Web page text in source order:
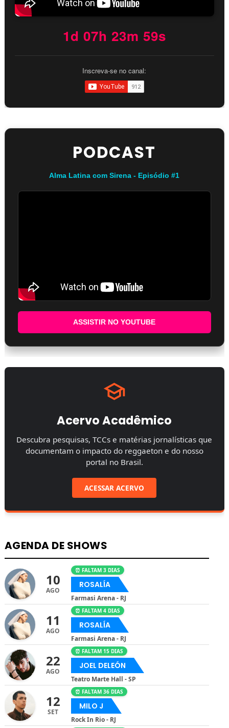
1d 07h 23m 59s
Inscreva-se no canal:
PODCAST
Alma Latina com Sirena - Episódio #1
ASSISTIR NO YOUTUBE
Acervo Acadêmico
Descubra pesquisas, TCCs e matérias jornalísticas que
documentam o impacto do reggaeton e do nosso
portal no Brasil.
ACESSAR ACERVO
AGENDA DE SHOWS
10
AGO
⏰ FALTAM 3 DIAS
ROSALÍA
Farmasi Arena - RJ
11
AGO
⏰ FALTAM 4 DIAS
ROSALÍA
Farmasi Arena - RJ
22
AGO
⏰ FALTAM 15 DIAS
JOEL DELEÓN
Teatro Marte Hall - SP
12
SET
⏰ FALTAM 36 DIAS
MILO J
Rock In Rio - RJ